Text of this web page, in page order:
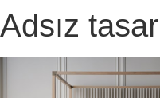
Adsız